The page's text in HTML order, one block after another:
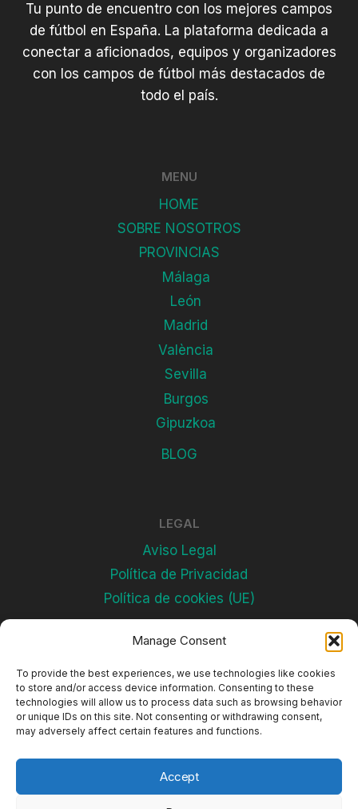
Manage Consent
To provide the best experiences, we use technologies like cookies
to store and/or access device information. Consenting to these
technologies will allow us to process data such as browsing behavior
or unique IDs on this site. Not consenting or withdrawing consent,
may adversely affect certain features and functions.
Accept
Tu punto de encuentro con los mejores campos
de fútbol en España. La plataforma dedicada a
conectar a aficionados, equipos y organizadores
con los campos de fútbol más destacados de
todo el país.
MENU
HOME
SOBRE NOSOTROS
PROVINCIAS
Málaga
León
Madrid
València
Sevilla
Burgos
Gipuzkoa
BLOG
LEGAL
Aviso Legal
Política de Privacidad
Política de cookies (UE)
Subscríbete